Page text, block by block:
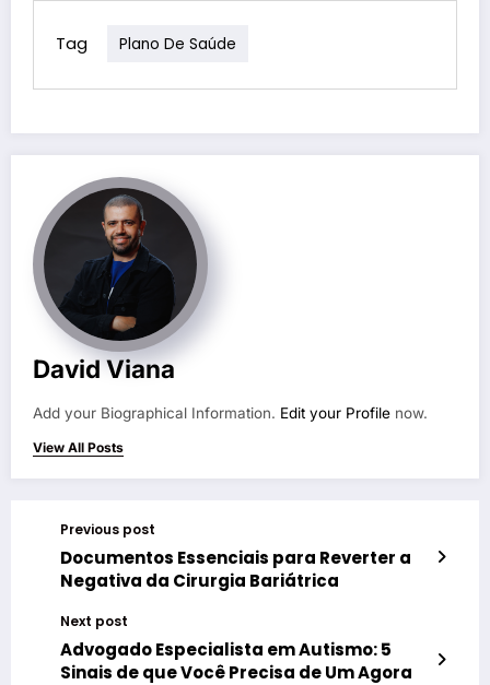
Tag Plano De Saúde
David Viana
Add your Biographical Information. Edit your Profile now.
View All Posts
Previous post
Documentos Essenciais para Reverter a
Negativa da Cirurgia Bariátrica
Next post
Advogado Especialista em Autismo: 5
Sinais de que Você Precisa de Um Agora